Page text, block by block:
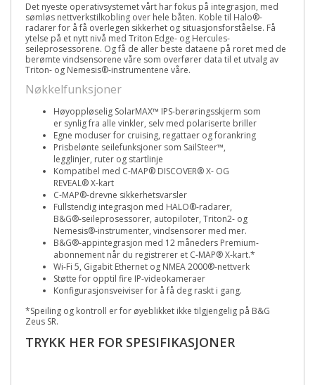
Det nyeste operativsystemet vårt har fokus på integrasjon, med
sømløs nettverkstilkobling over hele båten. Koble til Halo®-
radarer for å få overlegen sikkerhet og situasjonsforståelse. Få
ytelse på et nytt nivå med Triton Edge- og Hercules-
seileprosessorene. Og få de aller beste dataene på roret med de
berømte vindsensorene våre som overfører data til et utvalg av
Triton- og Nemesis®-instrumentene våre.
Nøkkelfunksjoner
Høyoppløselig SolarMAX™ IPS-berøringsskjerm som
er synlig fra alle vinkler, selv med polariserte briller
Egne moduser for cruising, regattaer og forankring
Prisbelønte seilefunksjoner som SailSteer™,
legglinjer, ruter og startlinje
Kompatibel med C-MAP® DISCOVER® X- OG
REVEAL® X-kart
C-MAP®-drevne sikkerhetsvarsler
Fullstendig integrasjon med HALO®-radarer,
B&G®-seileprosessorer, autopiloter, Triton2- og
Nemesis®-instrumenter, vindsensorer med mer.
B&G®-appintegrasjon med 12 måneders Premium-
abonnement når du registrerer et C-MAP® X-kart.*
Wi-Fi 5, Gigabit Ethernet og NMEA 2000®-nettverk
Støtte for opptil fire IP-videokameraer
Konfigurasjonsveiviser for å få deg raskt i gang.
*Speiling og kontroll er for øyeblikket ikke tilgjengelig på B&G
Zeus SR.
TRYKK HER FOR SPESIFIKASJONER